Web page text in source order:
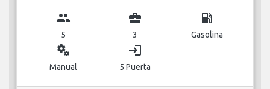
group
5
business_center
3
local_gas_station
Gasolina
miscellaneous_services
Manual
login
5 Puerta